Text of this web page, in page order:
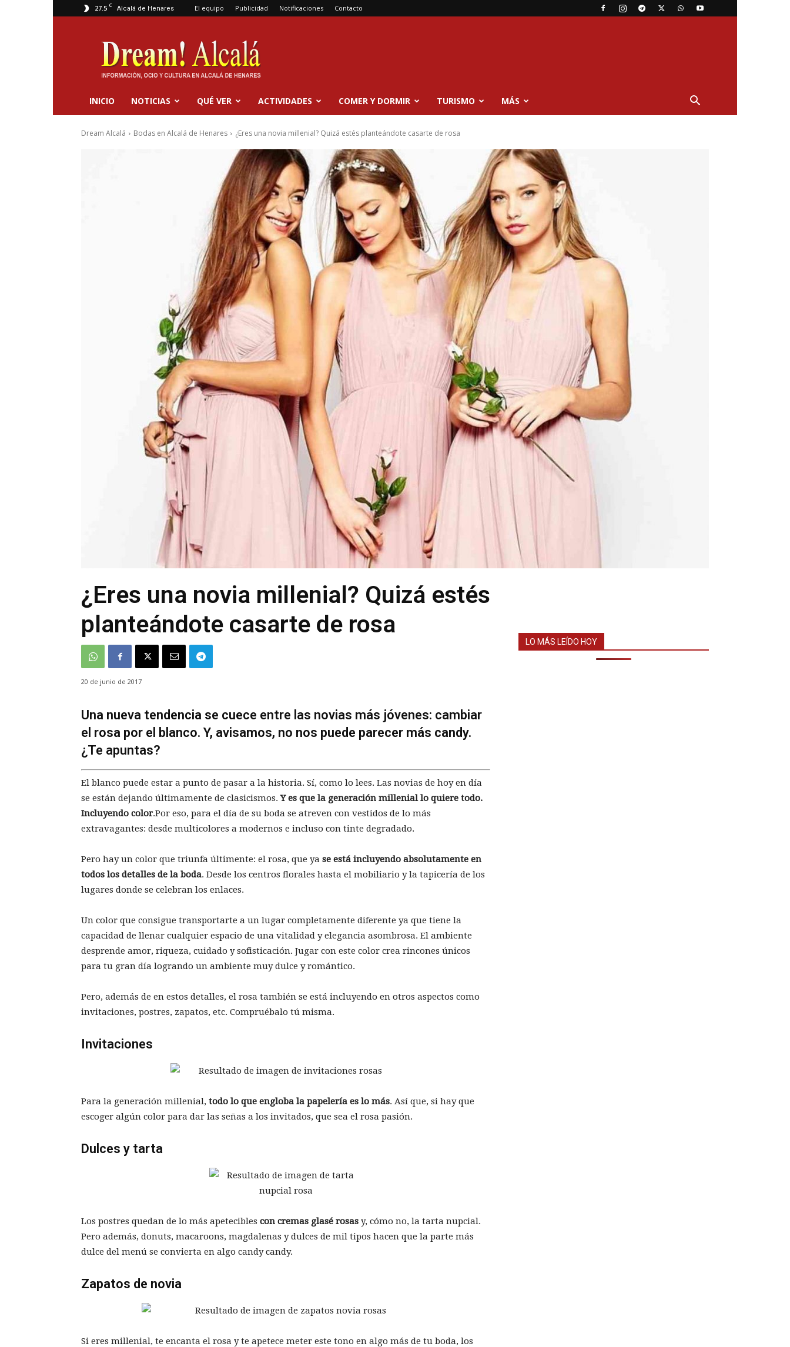
27.5 C Alcalá de Henares El equipo Publicidad Notificaciones Contacto
Dream
Alcalá
INICIO NOTICIAS QUÉ VER ACTIVIDADES COMER Y DORMIR TURISMO MÁS
Dream Alcalá Bodas en Alcalá de Henares ¿Eres una novia millenial? Quizá estés planteándote casarte de rosa
¿Eres una novia millenial? Quizá estés
planteándote casarte de rosa
20 de junio de 2017
Una nueva tendencia se cuece entre las novias más jóvenes: cambiar
el rosa por el blanco. Y, avisamos, no nos puede parecer más candy.
¿Te apuntas?
El blanco puede estar a punto de pasar a la historia. Sí, como lo lees. Las novias de hoy en día
se están dejando últimamente de clasicismos.Y es que la generación millenial lo quiere todo.
Incluyendo color.Por eso, para el día de su boda se atreven con vestidos de lo más
extravagantes: desde multicolores a modernos e incluso con tinte degradado.
Pero hay un color que triunfa últimente: el rosa, que ya se está incluyendo absolutamente en
todos los detalles de la boda. Desde los centros florales hasta el mobiliario y la tapicería de los
lugares donde se celebran los enlaces.
Un color que consigue transportarte a un lugar completamente diferente ya que tiene la
capacidad de llenar cualquier espacio de una vitalidad y elegancia asombrosa. El ambiente
desprende amor, riqueza, cuidado y sofisticación. Jugar con este color crea rincones únicos
para tu gran día logrando un ambiente muy dulce y romántico.
Pero, además de en estos detalles, el rosa también se está incluyendo en otros aspectos como
invitaciones, postres, zapatos, etc. Compruébalo tú misma.
Invitaciones
Para la generación millenial, todo lo que engloba la papelería es lo más. Así que, si hay que
escoger algún color para dar las señas a los invitados, que sea el rosa pasión.
Dulces y tarta
Los postres quedan de lo más apetecibles con cremas glasé rosas y, cómo no, la tarta nupcial.
Pero además, donuts, macaroons, magdalenas y dulces de mil tipos hacen que la parte más
dulce del menú se convierta en algo candy candy.
Zapatos de novia
Si eres millenial, te encanta el rosa y te apetece meter este tono en algo más de tu boda, los
LO MÁS LEÍDO HOY